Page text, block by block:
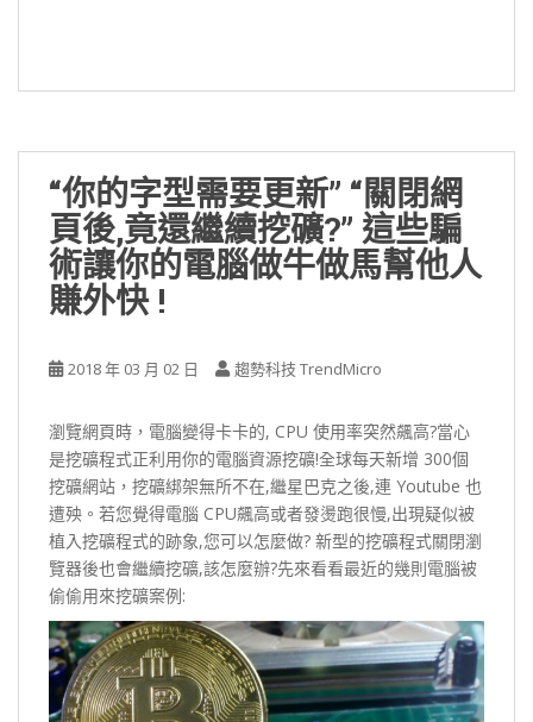
“你的字型需要更新” “關閉網
頁後,竟還繼續挖礦?” 這些騙
術讓你的電腦做牛做馬幫他人
賺外快 !
2018 年 03 月 02 日 趨勢科技 TrendMicro
瀏覽網頁時，電腦變得卡卡的, CPU 使用率突然飆高?當心
是挖礦程式正利用你的電腦資源挖礦!全球每天新增 300個
挖礦網站，挖礦綁架無所不在,繼星巴克之後,連 Youtube 也
遭殃。若您覺得電腦 CPU飆高或者發燙跑很慢,出現疑似被
植入挖礦程式的跡象,您可以怎麼做? 新型的挖礦程式關閉瀏
覽器後也會繼續挖礦,該怎麼辦?先來看看最近的幾則電腦被
偷偷用來挖礦案例: